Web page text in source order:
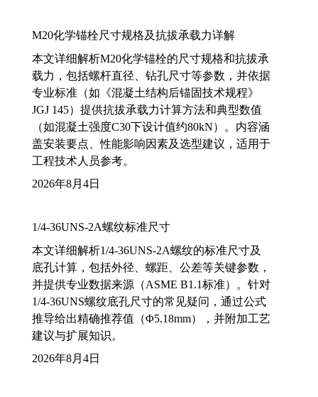
M20化学锚栓尺寸规格及抗拔承载力详解
本文详细解析M20化学锚栓的尺寸规格和抗拔承
载力，包括螺杆直径、钻孔尺寸等参数，并依据
专业标准（如《混凝土结构后锚固技术规程》
JGJ 145）提供抗拔承载力计算方法和典型数值
（如混凝土强度C30下设计值约80kN）。内容涵
盖安装要点、性能影响因素及选型建议，适用于
工程技术人员参考。
2026年8月4日
1/4-36UNS-2A螺纹标准尺寸
本文详细解析1/4-36UNS-2A螺纹的标准尺寸及
底孔计算，包括外径、螺距、公差等关键参数，
并提供专业数据来源（ASME B1.1标准）。针对
1/4-36UNS螺纹底孔尺寸的常见疑问，通过公式
推导给出精确推荐值（Φ5.18mm），并附加工艺
建议与扩展知识。
2026年8月4日